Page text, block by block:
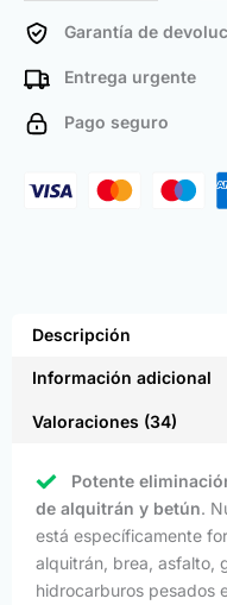
Garantía de
Entrega urgente
Pago seguro
Descripción
Información adicional
Valoraciones (34)
Potente
de alquitrán y betún.
está específicamente
alquitrán, brea, asfalto,
hidrocarburos pesados